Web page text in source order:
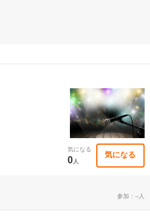
気になる
0人
気になる
参加：--人